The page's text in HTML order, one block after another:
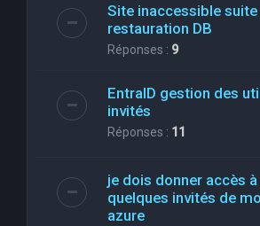
Site inaccessible suite
restauration DB
Réponses : 9
EntraID gestion des
invités
Réponses : 11
je dois donner accès
quelques invités de
azure